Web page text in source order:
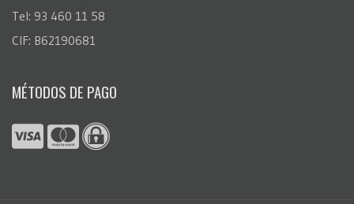
Tel: 93 460 11 58
CIF: B62190681
MÉTODOS DE PAGO